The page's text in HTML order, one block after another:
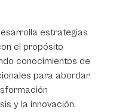
estrategias
el propósito
conocimientos de
para abordar
y la innovación.